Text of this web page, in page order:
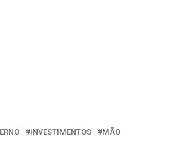
INVESTIMENTOS
MÃO